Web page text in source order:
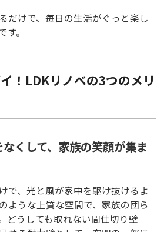
だけで、毎日の生活がぐっと楽し
。
！LDKリノベの3つのメリ
くして、家族の笑顔が集ま
で、光と風が家中を駆け抜けるよ
ような上質な空間で、家族の団ら
どうしても取れない間仕切り壁